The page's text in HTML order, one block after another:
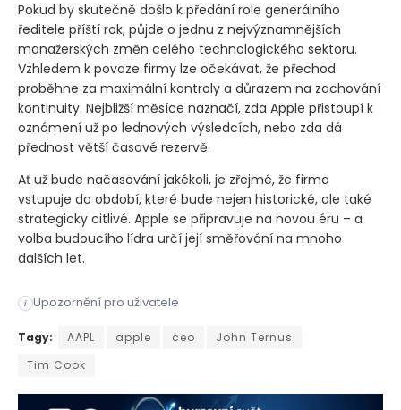
Pokud by skutečně došlo k předání role generálního
ředitele příští rok, půjde o jednu z nejvýznamnějších
manažerských změn celého technologického sektoru.
Vzhledem k povaze firmy lze očekávat, že přechod
proběhne za maximální kontroly a důrazem na zachování
kontinuity. Nejbližší měsíce naznačí, zda Apple přistoupí k
oznámení už po lednových výsledcích, nebo zda dá
přednost větší časové rezervě.
Ať už bude načasování jakékoli, je zřejmé, že firma
vstupuje do období, které bude nejen historické, ale také
strategicky citlivé. Apple se připravuje na novou éru – a
volba budoucího lídra určí její směřování na mnoho
dalších let.
i Upozornění pro uživatele
Apple (AAPL) výrazně zintenzivňuje přípravy na
Tagy: AAPL apple ceo
John Ternus
Tim Cook